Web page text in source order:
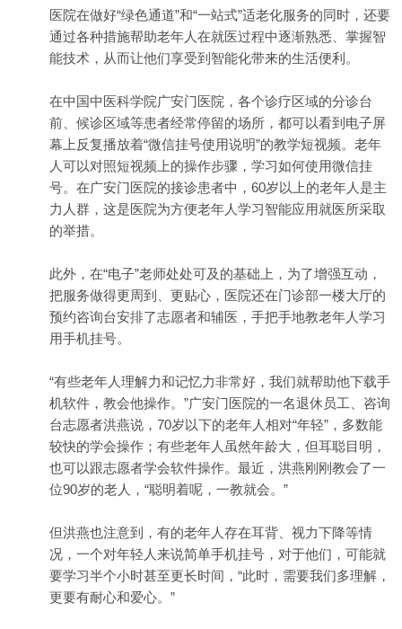
医院在做好“绿色通道”和“一站式”适老化服务的同时，还要
通过各种措施帮助老年人在就医过程中逐渐熟悉、掌握智
能技术，从而让他们享受到智能化带来的生活便利。
在中国中医科学院广安门医院，各个诊疗区域的分诊台
前、候诊区域等患者经常停留的场所，都可以看到电子屏
幕上反复播放着“微信挂号使用说明”的教学短视频。老年
人可以对照短视频上的操作步骤，学习如何使用微信挂
号。在广安门医院的接诊患者中，60岁以上的老年人是主
力人群，这是医院为方便老年人学习智能应用就医所采取
的举措。
此外，在“电子”老师处处可及的基础上，为了增强互动，
把服务做得更周到、更贴心，医院还在门诊部一楼大厅的
预约咨询台安排了志愿者和辅医，手把手地教老年人学习
用手机挂号。
“有些老年人理解力和记忆力非常好，我们就帮助他下载手
机软件，教会他操作。”广安门医院的一名退休员工、咨询
台志愿者洪燕说，70岁以下的老年人相对“年轻”，多数能
较快的学会操作；有些老年人虽然年龄大，但耳聪目明，
也可以跟志愿者学会软件操作。最近，洪燕刚刚教会了一
位90岁的老人，“聪明着呢，一教就会。”
但洪燕也注意到，有的老年人存在耳背、视力下降等情
况，一个对年轻人来说简单手机挂号，对于他们，可能就
要学习半个小时甚至更长时间，“此时，需要我们多理解，
更要有耐心和爱心。”